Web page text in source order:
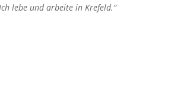
lebe und arbeite in Krefeld.“